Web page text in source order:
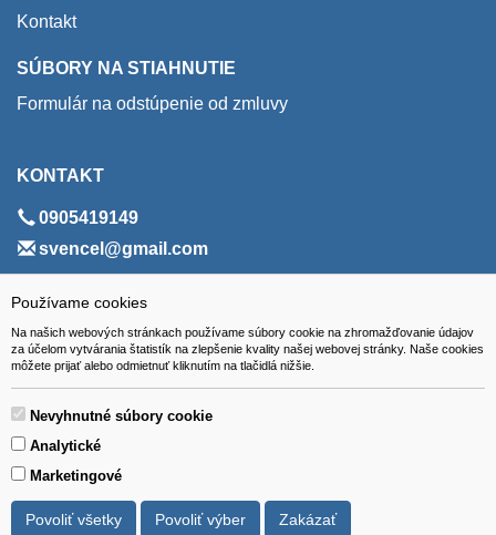
Používame cookies
Na našich webových stránkach používame súbory cookie na zhromažďovanie údajov
za účelom vytvárania štatistík na zlepšenie kvality našej webovej stránky. Naše cookies
môžete prijať alebo odmietnuť kliknutím na tlačidlá nižšie.
Nevyhnutné súbory cookie
Analytické
Marketingové
Povoliť všetky Povoliť výber Zakázať
Kontakt
SÚBORY NA STIAHNUTIE
Formulár na odstúpenie od zmluvy
KONTAKT
0905419149
svencel@gmail.com
ADRESA
VEST - tech s.r.o.
Hviezdoslavova 280/6, 965 01 Žiar nad Hronom
Slovakia (Slovak Republic)
Všetky ceny sú uvádzané vrátane DPH.